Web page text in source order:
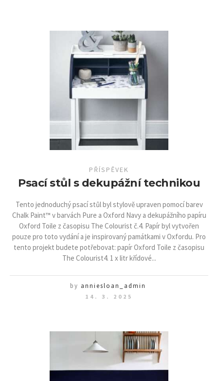
PŘÍSPĚVEK
Psací stůl s dekupážní technikou
Tento jednoduchý psací stůl byl stylově upraven pomocí barev
Chalk Paint™ v barvách Pure a Oxford Navy a dekupážního papíru
Oxford Toile z časopisu The Colourist č.4. Papír byl vytvořen
pouze pro toto vydání a je inspirovaný památkami v Oxfordu. Pro
tento projekt budete potřebovat: papír Oxford Toile z časopisu
The Colourist4. 1 x litr křídové...
by anniesloan_admin
14. 3. 2025